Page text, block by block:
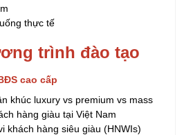
thực tế
trình đào tạo
cao cấp
khúc luxury vs premium vs mass
hàng giàu tại Việt Nam
khách hàng siêu giàu (HNWIs)